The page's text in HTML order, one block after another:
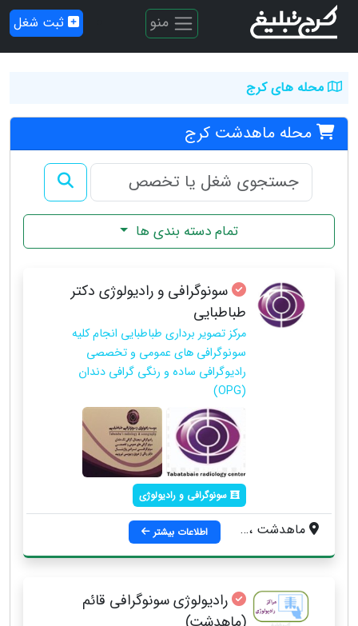
منو ثبت شغل
محله های کرج
محله ماهدشت کرج
تمام دسته بندی ها
سونوگرافی و رادیولوژی دکتر
طباطبایی
مرکز تصویر برداری طباطبایی انجام کلیه
سونوگرافی های عمومی و تخصصی
رادیوگرافی ساده و رنگی گرافی دندان
(OPG)
سونوگرافی و رادیولوژی
ماهدشت ، بلوار امام خمینی ، خیابان فضیلت ، شهرک شریعتی ، بیست متری اول ، ساختمان پزشکان ماهدشت اطلاعات بیشتر
رادیولوژی سونوگرافی قائم